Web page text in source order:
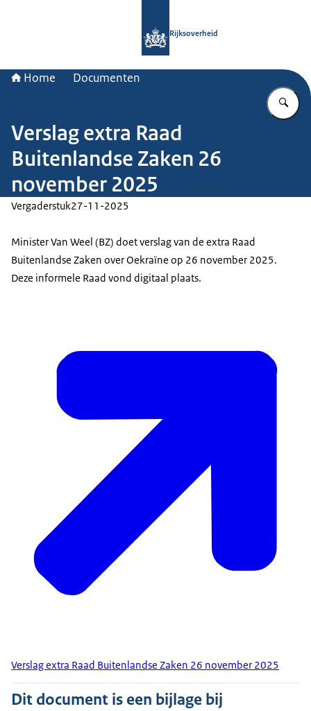
Rijksoverheid
Home Documenten
Verslag extra Raad
Buitenlandse Zaken 26
november 2025
Vergaderstuk27-11-2025
Minister Van Weel (BZ) doet verslag van de extra Raad
Buitenlandse Zaken over Oekraïne op 26 november 2025.
Deze informele Raad vond digitaal plaats.
Verslag extra Raad Buitenlandse Zaken 26 november 2025
Dit document is een bijlage bij